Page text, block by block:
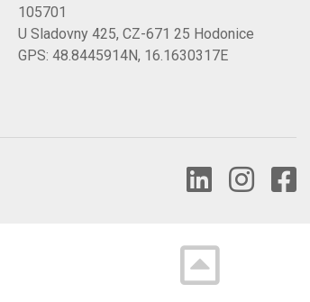
105701
U Sladovny 425, CZ-671 25 Hodonice
GPS: 48.8445914N, 16.1630317E